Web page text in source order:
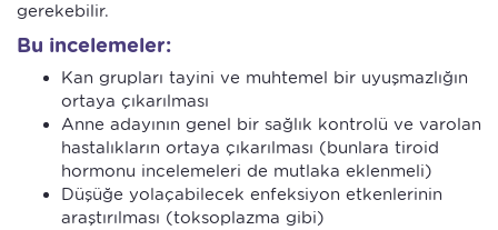
gerekebilir.
Bu incelemeler:
Kan grupları tayini ve muhtemel bir uyuşmazlığın
ortaya çıkarılması
Anne adayının genel bir sağlık kontrolü ve varolan
hastalıkların ortaya çıkarılması (bunlara tiroid
hormonu incelemeleri de mutlaka eklenmeli)
Düşüğe yolaçabilecek enfeksiyon etkenlerinin
araştırılması (toksoplazma gibi)